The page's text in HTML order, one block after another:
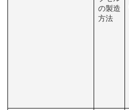
の製造
方法